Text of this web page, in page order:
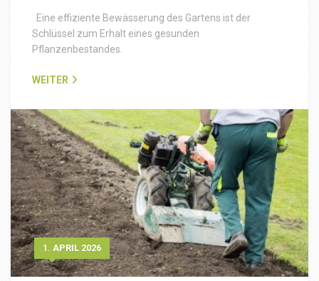
Eine effiziente Bewässerung des Gartens ist der
Schlüssel zum Erhalt eines gesunden
Pflanzenbestandes.
WEITER
1. APRIL 2026